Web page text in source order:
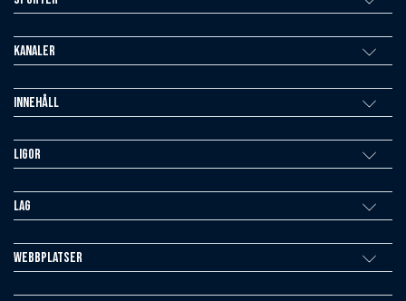
Kanaler
Innehåll
Ligor
Lag
Webbplatser